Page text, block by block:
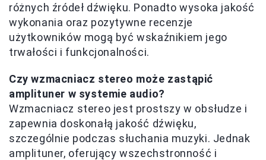
różnych źródeł dźwięku. Ponadto wysoka jakość
wykonania oraz pozytywne recenzje
użytkowników mogą być wskaźnikiem jego
trwałości i funkcjonalności.
Czy wzmacniacz stereo może zastąpić
amplituner w systemie audio?
Wzmacniacz stereo jest prostszy w obsłudze i
zapewnia doskonałą jakość dźwięku,
szczególnie podczas słuchania muzyki. Jednak
amplituner, oferujący wszechstronność i